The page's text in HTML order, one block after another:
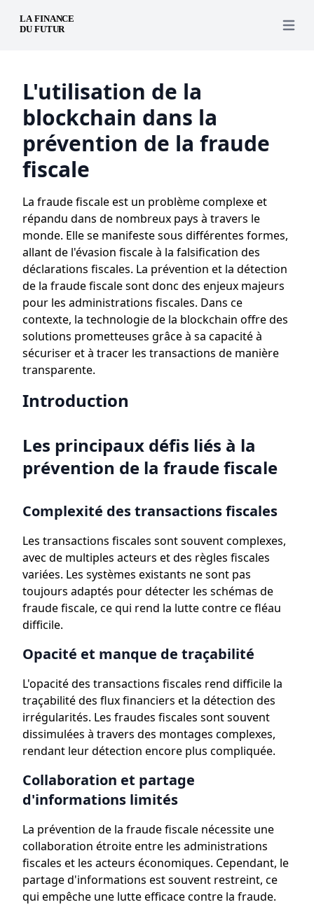
Open
L'utilisation de la
blockchain dans la
prévention de la fraude
fiscale
La fraude fiscale est un problème complexe et
répandu dans de nombreux pays à travers le
monde. Elle se manifeste sous différentes formes,
allant de l'évasion fiscale à la falsification des
déclarations fiscales. La prévention et la détection
de la fraude fiscale sont donc des enjeux majeurs
pour les administrations fiscales. Dans ce
contexte, la technologie de la blockchain offre des
solutions prometteuses grâce à sa capacité à
sécuriser et à tracer les transactions de manière
transparente.
Introduction
Les principaux défis liés à la
prévention de la fraude fiscale
Complexité des transactions fiscales
Les transactions fiscales sont souvent complexes,
avec de multiples acteurs et des règles fiscales
variées. Les systèmes existants ne sont pas
toujours adaptés pour détecter les schémas de
fraude fiscale, ce qui rend la lutte contre ce fléau
difficile.
Opacité et manque de traçabilité
L'opacité des transactions fiscales rend difficile la
traçabilité des flux financiers et la détection des
irrégularités. Les fraudes fiscales sont souvent
dissimulées à travers des montages complexes,
rendant leur détection encore plus compliquée.
Collaboration et partage
d'informations limités
La prévention de la fraude fiscale nécessite une
collaboration étroite entre les administrations
fiscales et les acteurs économiques. Cependant, le
partage d'informations est souvent restreint, ce
qui empêche une lutte efficace contre la fraude.